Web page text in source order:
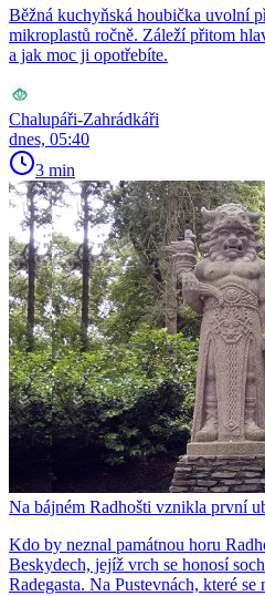
Běžná kuchyňská houbička uvolní
mikroplastů ročně. Záleží přitom
a jak moc ji opotřebíte.
Chalupáři-Zahrádkáři
dnes, 05:40
3 min
Na bájném Radhošti vznikla první
Kdo by neznal památnou horu
Beskydech, jejíž vrch se honosí
Radegasta. Na Pustevnách, které